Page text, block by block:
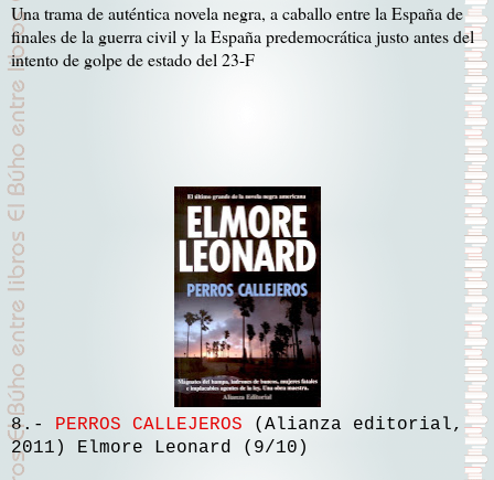
Una trama de auténtica novela negra, a caballo entre la España de
finales de la guerra civil y la España predemocrática justo antes del
intento de golpe de estado del 23-F
8.- PERROS CALLEJEROS (Alianza editorial,
2011) Elmore Leonard (9/10)